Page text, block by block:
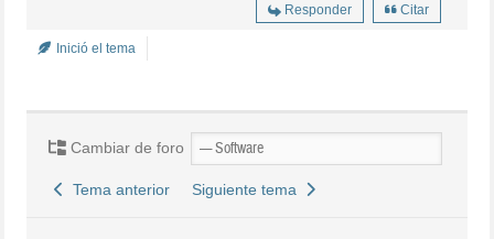
Responder Citar
Inició el tema
Cambiar de foro
Tema anterior Siguiente tema